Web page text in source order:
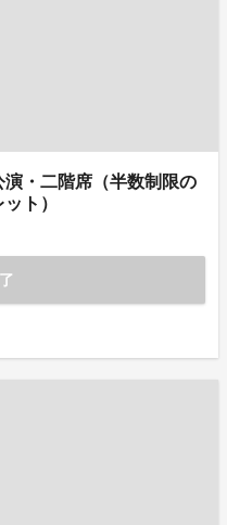
・二階席（半数制限の
ト）